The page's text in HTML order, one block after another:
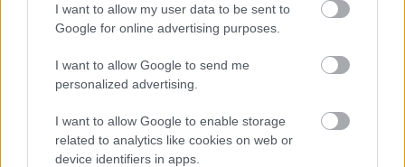
I want to allow my user data to be sent to
Google for online advertising purposes.
I want to allow Google to send me
personalized advertising.
I want to allow Google to enable storage
related to analytics like cookies on web or
device identifiers in apps.
Energiafejlesztési tervet fogadott el a
forintot költenek